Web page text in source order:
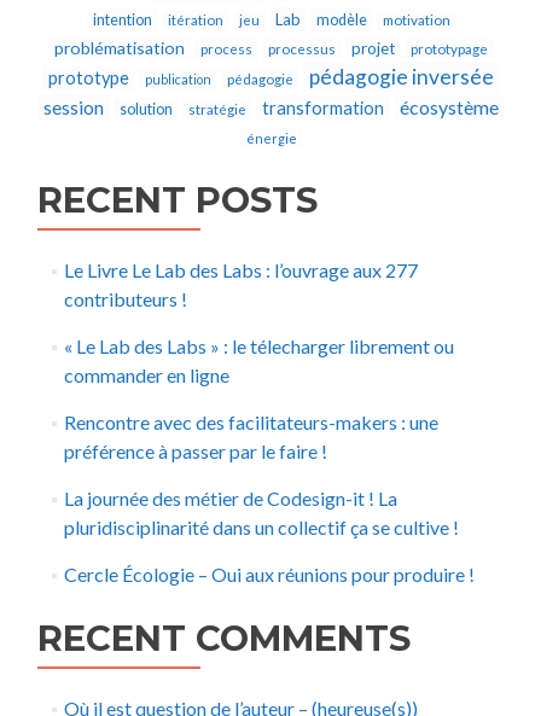
intention itération jeu Lab modèle motivation
problématisation process processus projet prototypage
prototype publication pédagogie pédagogie inversée
session solution stratégie transformation écosystème
énergie
RECENT POSTS
Le Livre Le Lab des Labs : l’ouvrage aux 277
contributeurs !
« Le Lab des Labs » : le télecharger librement ou
commander en ligne
Rencontre avec des facilitateurs-makers : une
préférence à passer par le faire !
La journée des métier de Codesign-it ! La
pluridisciplinarité dans un collectif ça se cultive !
Cercle Écologie – Oui aux réunions pour produire !
RECENT COMMENTS
Où il est question de l’auteur – (heureuse(s))